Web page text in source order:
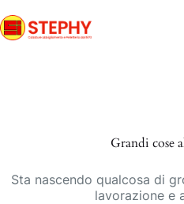
al
contenuto
Grandi cose
Sta nascendo qualcosa di
lavorazione e